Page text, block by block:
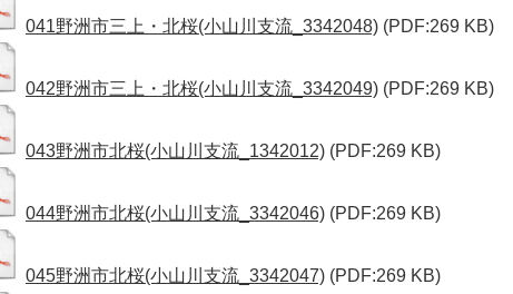
041野洲市三上・北桜(小山川支流_3342048) (PDF:269 KB)
042野洲市三上・北桜(小山川支流_3342049) (PDF:269 KB)
043野洲市北桜(小山川支流_1342012) (PDF:269 KB)
044野洲市北桜(小山川支流_3342046) (PDF:269 KB)
045野洲市北桜(小山川支流_3342047) (PDF:269 KB)